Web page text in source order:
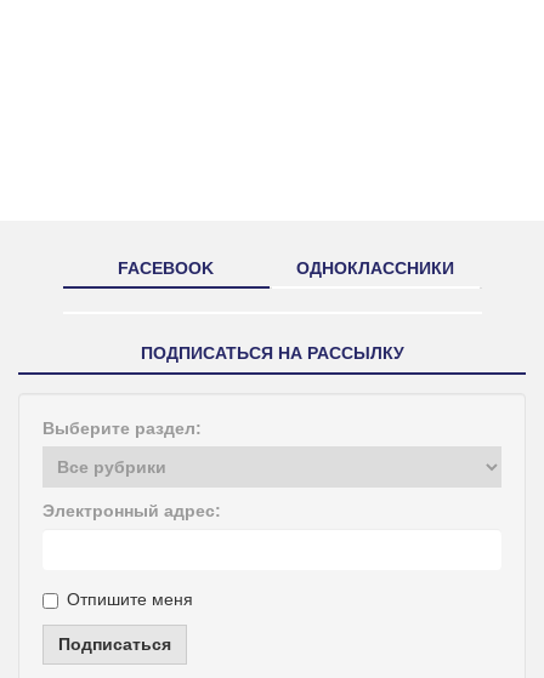
FACEBOOK ОДНОКЛАССНИКИ
ПОДПИСАТЬСЯ НА РАССЫЛКУ
Выберите раздел:
Электронный адрес:
Отпишите меня
Подписаться